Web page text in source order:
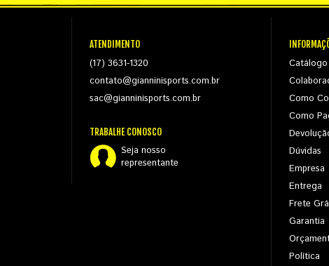
ATENDIMENTO
(17) 3631-1320
contato@gianninisports.com.br
sac@gianninisports.com.br
TRABALHE CONOSCO
Seja nosso
representante
Catálogo
Como
Como
Dúvidas
Empresa
Entrega
Frete
Garantia
Política